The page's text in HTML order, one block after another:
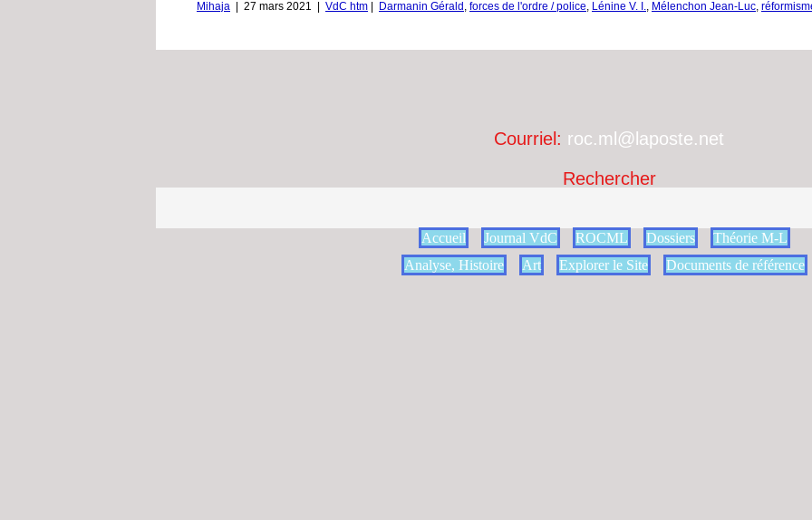
Mihaja 27 mars 2021 VdC htm Darmanin Gérald forces de l'ordre / police Lénine V. I. Mélenchon Jean-Luc
Courriel: roc.ml@laposte.net
Rechercher
Accueil Journal VdC ROCML Dossiers
Théorie M-L
Analyse, Histoire
Art Explorer le Site Documents de référence